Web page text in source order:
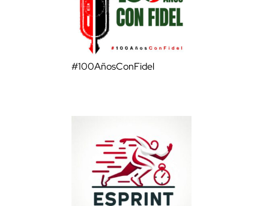
#100AñosConFidel